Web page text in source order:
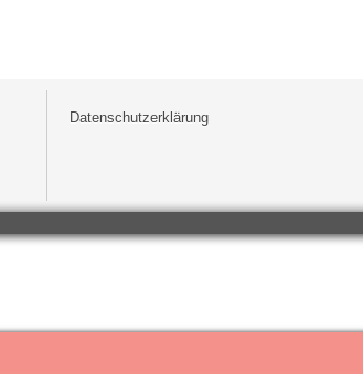
Datenschutzerklärung